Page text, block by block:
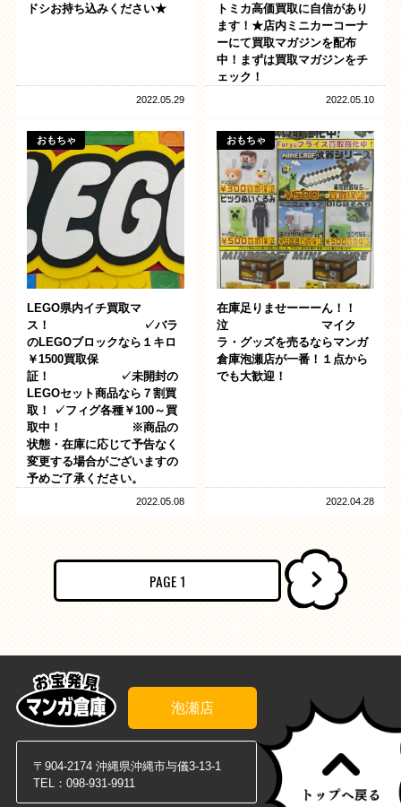
ドシお持ち込みください★
2022.05.29
トミカ高価買取に自信があり
ます！★店内ミニカーコーナ
ーにて買取マガジンを配布
中！まずは買取マガジンをチ
ェック！
2022.05.10
おもちゃ
LEGO県内イチ買取マ
ス！ ✓バラ
のLEGOブロックなら１キロ
￥1500買取保
証！ ✓未開封の
LEGOセット商品なら７割買
取！ ✓フィグ各種￥100～買
取中！ ※商品の
状態・在庫に応じて予告なく
変更する場合がございますの
予めご了承ください。
2022.05.08
おもちゃ
在庫足りませーーーん！！
泣 マイク
ラ・グッズを売るならマンガ
倉庫泡瀬店が一番！１点から
でも大歓迎！
2022.04.28
ョ
PAGE1
泡瀬店
〒904-2174 沖縄県沖縄市与儀3-13-1
TEL： 098-931-9911